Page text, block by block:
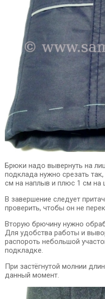
Брюки надо вывернуть на
подклада нужно срезать
см на наплыв и плюс 1 см на
В завершение следует
проверить, чтобы он не
Вторую брючину нужно
Для удобства работы и
распороть небольшой
подкладке.
При застёгнутой молнии
данный момент.